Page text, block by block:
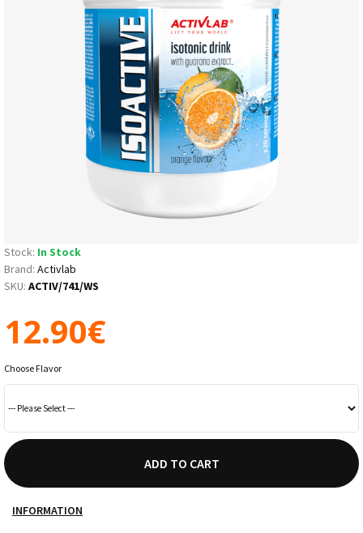
Stock: In Stock
Brand: Activlab
SKU: ACTIV/741/WS
12.90€
Choose Flavor
ADD TO CART
INFORMATION